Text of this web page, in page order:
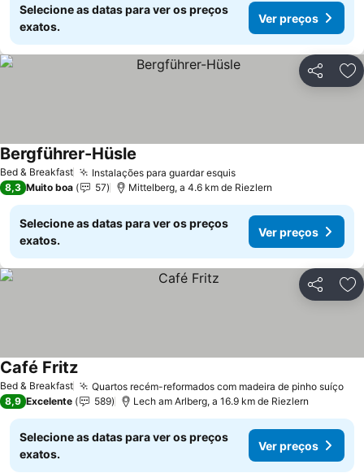
Selecione as datas para ver os preços
exatos.
Ver preços
Partilhar
Bed & Breakfast Instalações para guardar esquisVer preços
Bergführer-Hüsle
8,3 Muito boa 57 Mittelberg, a 4.6 km de Riezlern
Selecione as datas para ver os preços
exatos.
Ver preços
Partilhar
Bed & Breakfast Quartos recém-reformados com madeira de pinho suíço
Café FritzVer preços
8,9 Excelente 589 Lech am Arlberg, a 16.9 km de Riezlern
Selecione as datas para ver os preços
exatos.
Ver preços